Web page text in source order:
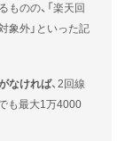
のの、「楽天回
象外」といった記
なければ、2回線
も最大1万4000